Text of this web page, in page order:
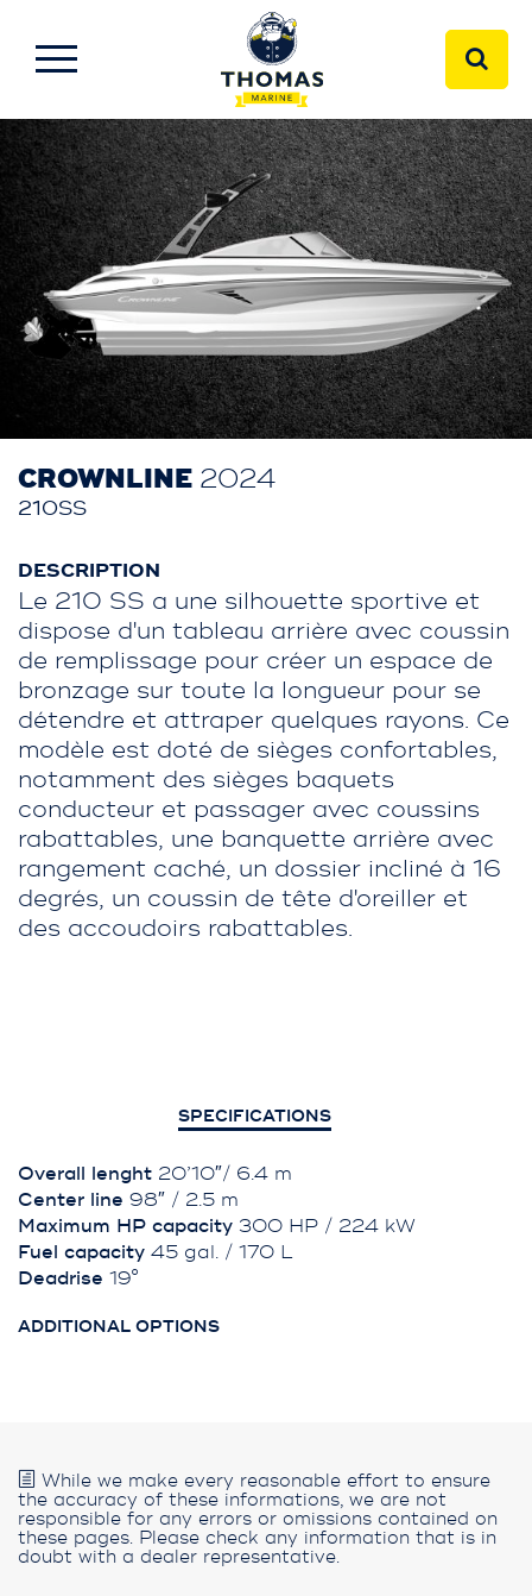
CROWNLINE 2024
210SS
DESCRIPTION
Le 210 SS a une silhouette sportive et
dispose d'un tableau arrière avec coussin
de remplissage pour créer un espace de
bronzage sur toute la longueur pour se
détendre et attraper quelques rayons. Ce
modèle est doté de sièges confortables,
notamment des sièges baquets
conducteur et passager avec coussins
rabattables, une banquette arrière avec
rangement caché, un dossier incliné à 16
degrés, un coussin de tête d'oreiller et
des accoudoirs rabattables.
SPECIFICATIONS
Overall lenght 20’10″/ 6.4 m
Center line 98″ / 2.5 m
Maximum HP capacity 300 HP / 224 kW
Fuel capacity 45 gal. / 170 L
Deadrise 19°
ADDITIONAL OPTIONS
While we make every reasonable effort to ensure
the accuracy of these informations, we are not
responsible for any errors or omissions contained on
these pages. Please check any information that is in
doubt with a dealer representative.